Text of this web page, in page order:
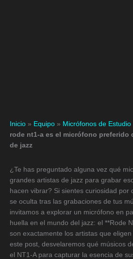
Inicio » Equipo » Micrófonos de Estudio
rode nt1-a es el micrófono preferido
de jazz
¿Te has preguntado alguna vez qué
grandes artistas de jazz para grabar
hacen vibrar? Si sientes curiosidad por
se oculta tras las grabaciones de tus
invitamos a explorar un micrófono en
huella en el mundo del jazz: el **Rode
son exactamente los artistas que
este post, desvelaremos qué músicos
el NT1-A para capturar la esencia de